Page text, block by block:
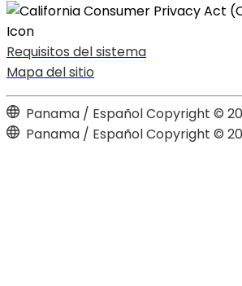
Requisitos del sistema
Mapa del sitio
Panama / EspañolCopyright ©
Panama / EspañolCopyright ©